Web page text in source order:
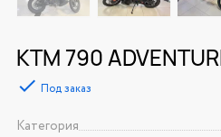
KTM 790
Под заказ
Категория